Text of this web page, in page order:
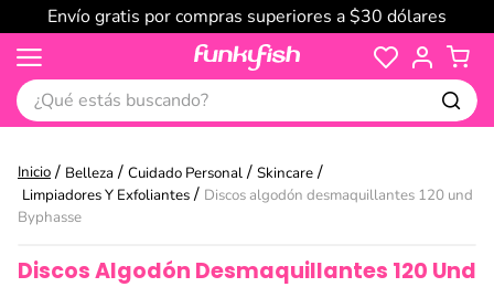
Envío gratis por compras superiores a $30 dólares
¿Qué estás buscando?
Belleza Cuidado Personal
Skincare
Limpiadores Y Exfoliantes
Discos algodón desmaquillantes 120 und
Byphasse
Discos Algodón Desmaquillantes 120 Und